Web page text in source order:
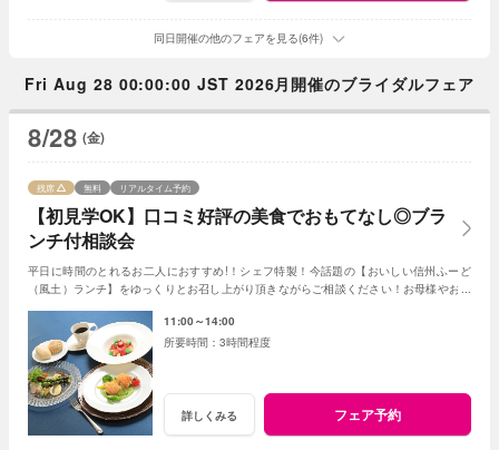
同日開催の他のフェアを見る(6件)
Fri Aug 28 00:00:00 JST 2026月開催のブライダルフェア
8/28 (金)
【初見学OK】口コミ好評の美食でおもてなし◎ブラ
ンチ付相談会
残席 無料 リアルタイム予約
平日に時間のとれるお二人におすすめ!！シェフ特製！今話題の【おいしい信州ふーど
（風土）ランチ】をゆっくりとお召し上がり頂きながらご相談ください！お母様やお姉
11:00～14:00
3時間程度
詳しくみる フェア予約